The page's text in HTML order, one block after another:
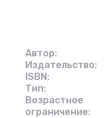
Автор:
Издательство:
ISBN:
Тип:
Возрастное
ограничение: